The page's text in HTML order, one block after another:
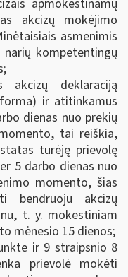
apmokestinamų
akcizų mokėjimo
asmenimis
kompetentingų
akcizų deklaraciją
ir atitinkamus
dienas nuo prekių
tai reiškia,
turėję prievolę
5 darbo dienas nuo
momento, šias
bendruoju akcizų
t. y. mokestiniam
mėnesio 15 dienos;
ir 9 straipsnio 8
prievolė mokėti